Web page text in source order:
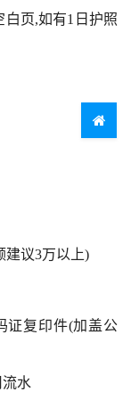
页,如有1日护照
建议3万以上)
证复印件(加盖公
水